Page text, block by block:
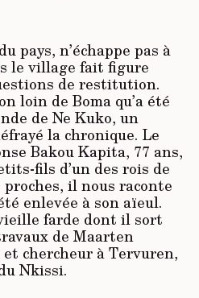
pays, n’échappe pas à
le village fait figure
de restitution.
loin de Boma qu’a été
de Ne Kuko, un
la chronique. Le
Bakou Kapita, 77 ans,
fils d’un des rois de
proches, il nous raconte
enlevée à son aïeul.
farde dont il sort
de Maarten
chercheur à Tervuren,
Nkissi.